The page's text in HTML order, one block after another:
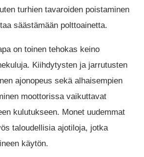
turhien tavaroiden poistaminen
säästämään polttoainetta.
on toinen tehokas keino
Kiihdytysten ja jarrutusten
ajonopeus sekä alhaisempien
moottorissa vaikuttavat
kulutukseen. Monet uudemmat
taloudellisia ajotiloja, jotka
käytön.